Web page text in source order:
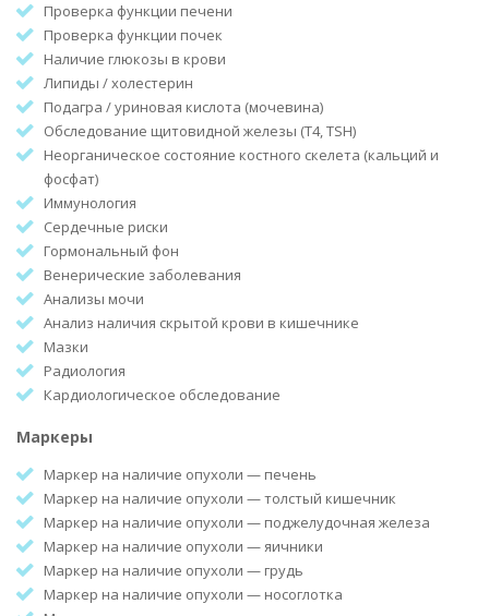
Проверка функции печени
Проверка функции почек
Наличие глюкозы в крови
Липиды / холестерин
Подагра / уриновая кислота (мочевина)
Обследование щитовидной железы (Т4, TSH)
Неорганическое состояние костного скелета (кальций и
фосфат)
Иммунология
Сердечные риски
Гормональный фон
Венерические заболевания
Анализы мочи
Анализ наличия скрытой крови в кишечнике
Мазки
Радиология
Кардиологическое обследование
Маркеры
Маркер на наличие опухоли — печень
Маркер на наличие опухоли — толстый кишечник
Маркер на наличие опухоли — поджелудочная железа
Маркер на наличие опухоли — яичники
Маркер на наличие опухоли — грудь
Маркер на наличие опухоли — носоглотка